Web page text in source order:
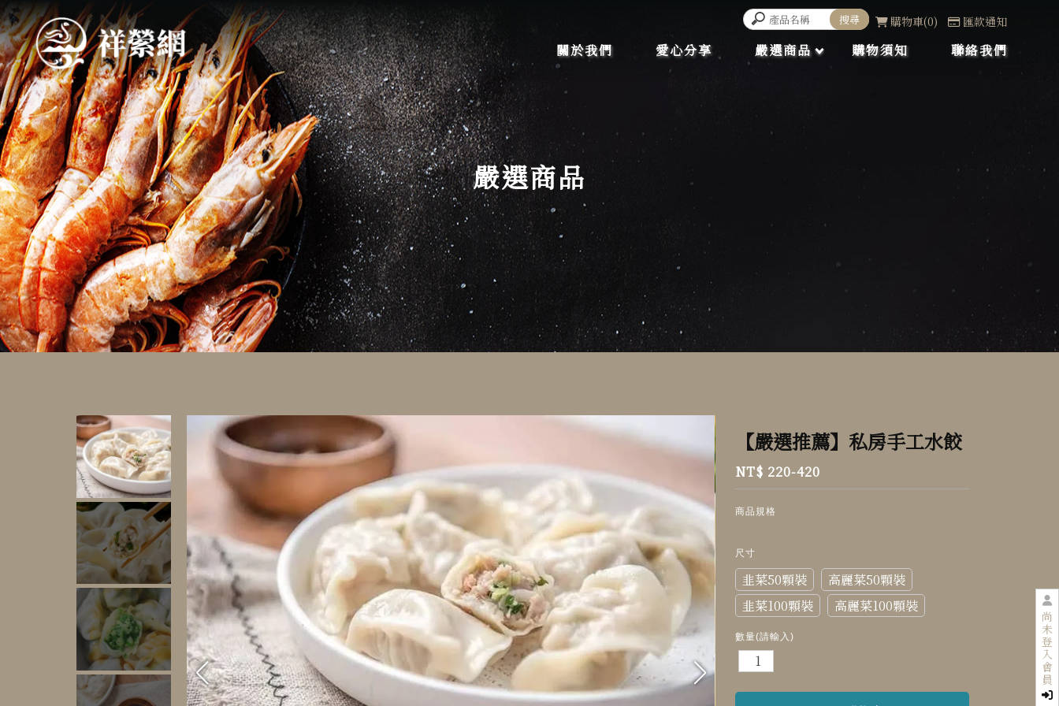
尚
未
登
入
會
員
購物車 0 匯款通知
關於我們 愛心分享 嚴選商品 購物須知 聯絡我們
嚴選商品
【嚴選推薦】私房手工水餃
NT$ 220-420
商品規格
尺寸
韭菜50顆裝
高麗菜50顆裝
韭菜100顆裝
高麗菜100顆裝
數量(請輸入)